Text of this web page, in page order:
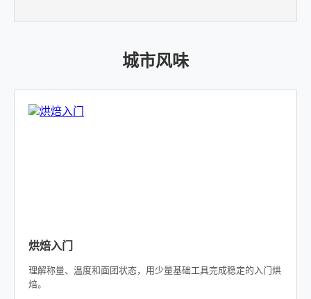
城市风味
烘焙入门
理解称量、温度和面团状态，用少量基础工具完成稳定的入门烘
焙。